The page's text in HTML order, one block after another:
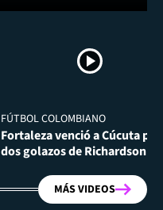
FÚTBOL COLOMBIANO
Fortaleza venció a Cúcuta por
dos golazos de Richardson
MÁS VIDEOS